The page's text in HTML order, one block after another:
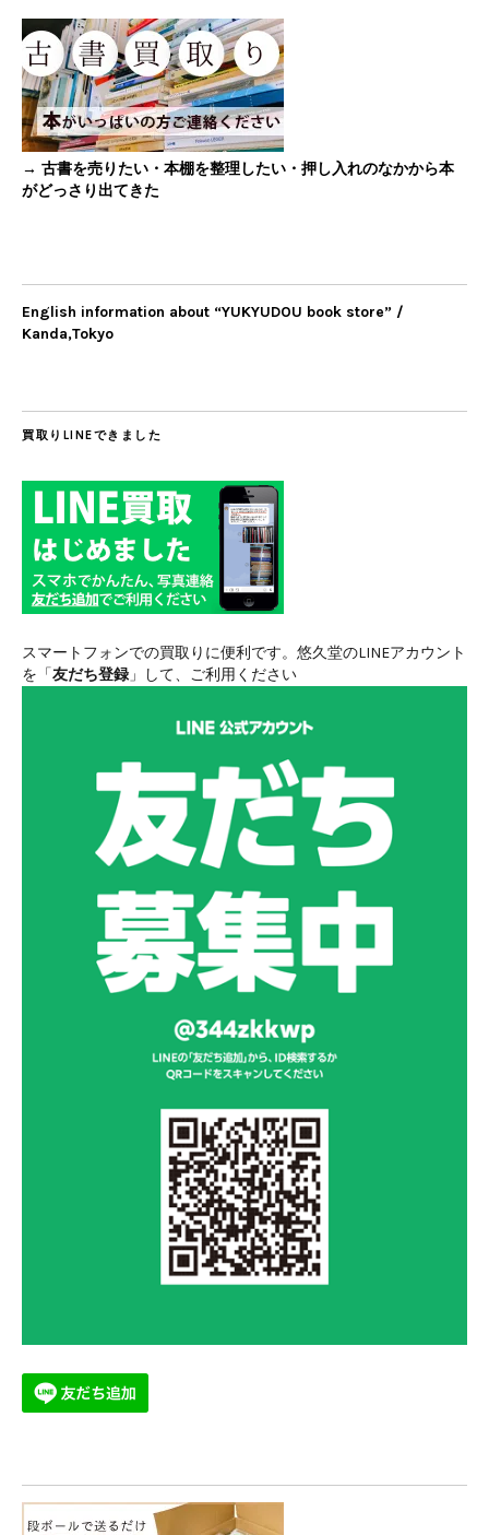
→ 古書を売りたい・本棚を整理したい・押し入れのなかから本
がどっさり出てきた
English information about “YUKYUDOU book store” /
Kanda,Tokyo
買取りLINEできました
スマートフォンでの買取りに便利です。悠久堂のLINEアカウント
を「友だち登録 」して、ご利用ください